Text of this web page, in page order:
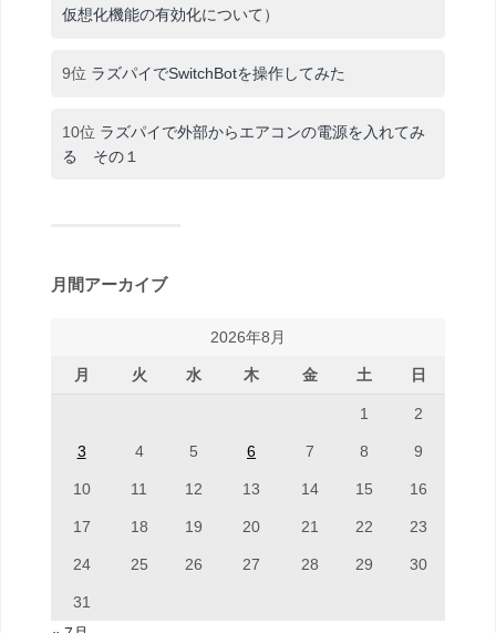
仮想化機能の有効化について）
9位 ラズパイでSwitchBotを操作してみた
10位 ラズパイで外部からエアコンの電源を入れてみ
る その１
月間アーカイブ
2026年8月
月 火 水 木 金 土 日
1 2
3 4 5 6 7 8 9
10 11 12 13 14 15 16
17 18 19 20 21 22 23
24 25 26 27 28 29 30
31